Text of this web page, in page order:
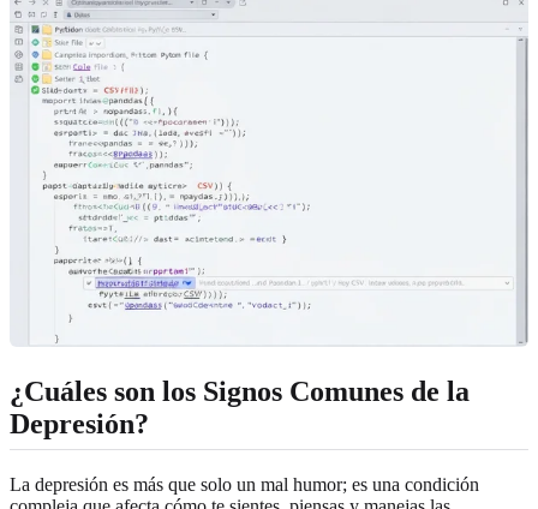
¿Cuáles son los Signos Comunes de la
Depresión?
La depresión es más que solo un mal humor; es una condición